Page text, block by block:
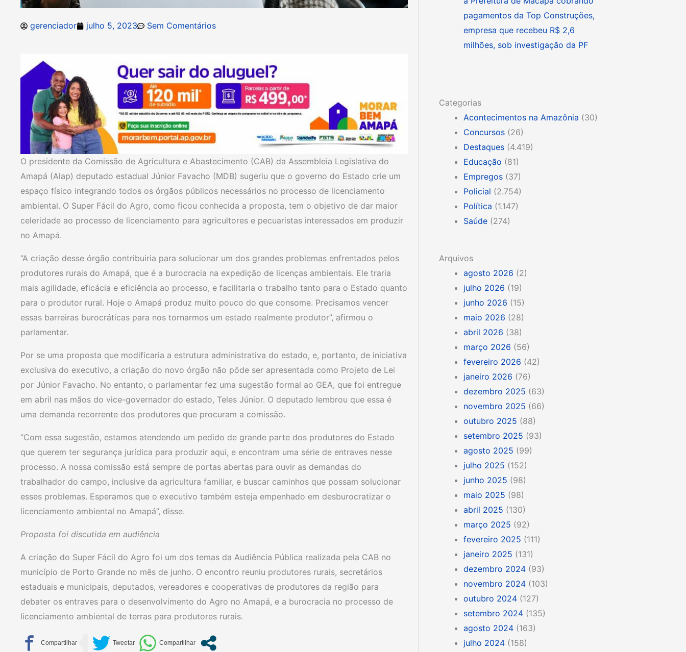
gerenciador julho 5, 2023 Sem Comentários
O presidente da Comissão de Agricultura e Abastecimento (CAB) da Assembleia Legislativa do
Amapá (Alap) deputado estadual Júnior Favacho (MDB) sugeriu que o governo do Estado crie um
espaço físico integrando todos os órgãos públicos necessários no processo de licenciamento
ambiental. O Super Fácil do Agro, como ficou conhecida a proposta, tem o objetivo de dar maior
celeridade ao processo de licenciamento para agricultores e pecuaristas interessados em produzir
no Amapá.
“A criação desse órgão contribuiria para solucionar um dos grandes problemas enfrentados pelos
produtores rurais do Amapá, que é a burocracia na expedição de licenças ambientais. Ele traria
mais agilidade, eficácia e eficiência ao processo, e facilitaria o trabalho tanto para o Estado quanto
para o produtor rural. Hoje o Amapá produz muito pouco do que consome. Precisamos vencer
essas barreiras burocráticas para nos tornarmos um estado realmente produtor”, afirmou o
parlamentar.
Por se uma proposta que modificaria a estrutura administrativa do estado, e, portanto, de iniciativa
exclusiva do executivo, a criação do novo órgão não pôde ser apresentada como Projeto de Lei
por Júnior Favacho. No entanto, o parlamentar fez uma sugestão formal ao GEA, que foi entregue
em abril nas mãos do vice-governador do estado, Teles Júnior. O deputado lembrou que essa é
uma demanda recorrente dos produtores que procuram a comissão.
“Com essa sugestão, estamos atendendo um pedido de grande parte dos produtores do Estado
que querem ter segurança jurídica para produzir aqui, e encontram uma série de entraves nesse
processo. A nossa comissão está sempre de portas abertas para ouvir as demandas do
trabalhador do campo, inclusive da agricultura familiar, e buscar caminhos que possam solucionar
esses problemas. Esperamos que o executivo também esteja empenhado em desburocratizar o
licenciamento ambiental no Amapá”, disse.
Proposta foi discutida em audiência
A criação do Super Fácil do Agro foi um dos temas da Audiência Pública realizada pela CAB no
município de Porto Grande no mês de junho. O encontro reuniu produtores rurais, secretários
estaduais e municipais, deputados, vereadores e cooperativas de produtores da região para
debater os entraves para o desenvolvimento do Agro no Amapá, e a burocracia no processo de
licenciamento ambiental de terras para produtores rurais.
pagamentos da Top Construções,
empresa que recebeu R$ 2,6
milhões, sob investigação da PF
Categorias
Acontecimentos na Amazônia (30)
Concursos (26)
Destaques (4.419)
Educação (81)
Empregos (37)
Policial (2.754)
Política (1.147)
Saúde (274)
Arquivos
agosto 2026 (2)
julho 2026 (19)
junho 2026 (15)
maio 2026 (28)
abril 2026 (38)
março 2026 (56)
fevereiro 2026 (42)
janeiro 2026 (76)
dezembro 2025 (63)
novembro 2025 (66)
outubro 2025 (88)
setembro 2025 (93)
agosto 2025 (99)
julho 2025 (152)
junho 2025 (98)
maio 2025 (98)
abril 2025 (130)
março 2025 (92)
fevereiro 2025 (111)
janeiro 2025 (131)
dezembro 2024 (93)
novembro 2024 (103)
outubro 2024 (127)
setembro 2024 (135)
agosto 2024 (163)
julho 2024 (158)